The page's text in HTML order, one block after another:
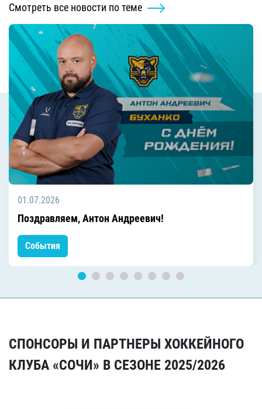
Смотреть все новости по теме
01.07.2026
Поздравляем, Антон Андреевич!
События
СПОНСОРЫ И ПАРТНЕРЫ ХОККЕЙНОГО
КЛУБА «СОЧИ» В СЕЗОНЕ 2025/2026